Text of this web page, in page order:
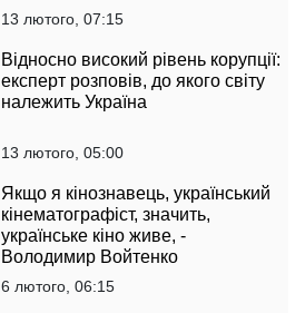
13 лютого, 07:15
Відносно високий рівень корупції:
експерт розповів, до якого світу
належить Україна
13 лютого, 05:00
Якщо я кінознавець, український
кінематографіст, значить,
українське кіно живе, -
Володимир Войтенко
6 лютого, 06:15